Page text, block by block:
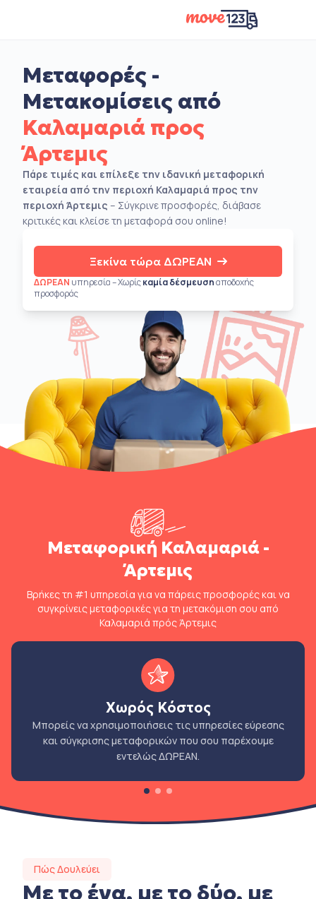
Μεταφορές -
Μετακομίσεις από
Καλαμαριά προς
Άρτεμις
Πάρε τιμές και επίλεξε την ιδανική μεταφορική
εταιρεία από την περιοχή Καλαμαριά προς την
περιοχή Άρτεμις – Σύγκρινε προσφορές, διάβασε
κριτικές και κλείσε τη μεταφορά σου online!
Ξεκίνα τώρα ΔΩΡΕΑΝ
ΔΩΡΕΑΝ υπηρεσία – Χωρίςκαμία δέσμευσηαποδοχής
προσφοράς
Μεταφορική Καλαμαριά -
Άρτεμις
Βρήκες τη #1 υπηρεσία για να πάρεις προσφορές και να
συγκρίνεις μεταφορικές για τη μετακόμιση σου από
Καλαμαριά πρός Άρτεμις
Χωρός Κόστος
Μπορείς να χρησιμοποιήσεις τις υπηρεσίες εύρεσης
και σύγκρισης μεταφορικών που σου παρέχουμε
εντελώς ΔΩΡΕΑΝ.
Πώς Δουλεύει
Με το ένα, με το δύο, με